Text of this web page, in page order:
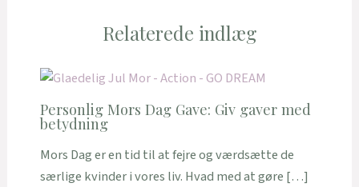
Relaterede indlæg
Personlig Mors Dag Gave: Giv gaver med
betydning
Mors Dag er en tid til at fejre og værdsætte de
særlige kvinder i vores liv. Hvad med at gøre […]